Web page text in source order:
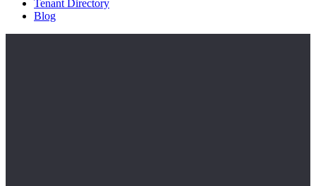
Tenant Directory
Blog